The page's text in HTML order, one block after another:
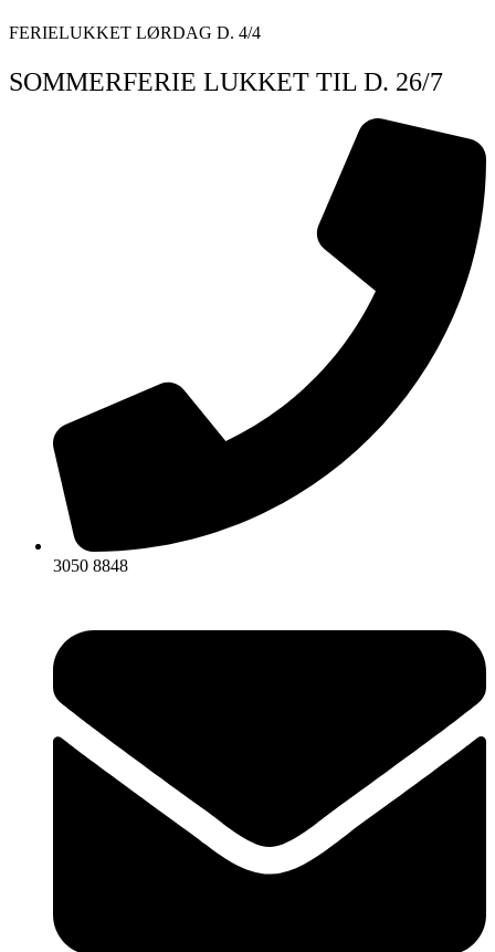
Videre
indhold
FERIELUKKET LØRDAG D. 4/4
SOMMERFERIE LUKKET TIL D. 26/7
3050 8848